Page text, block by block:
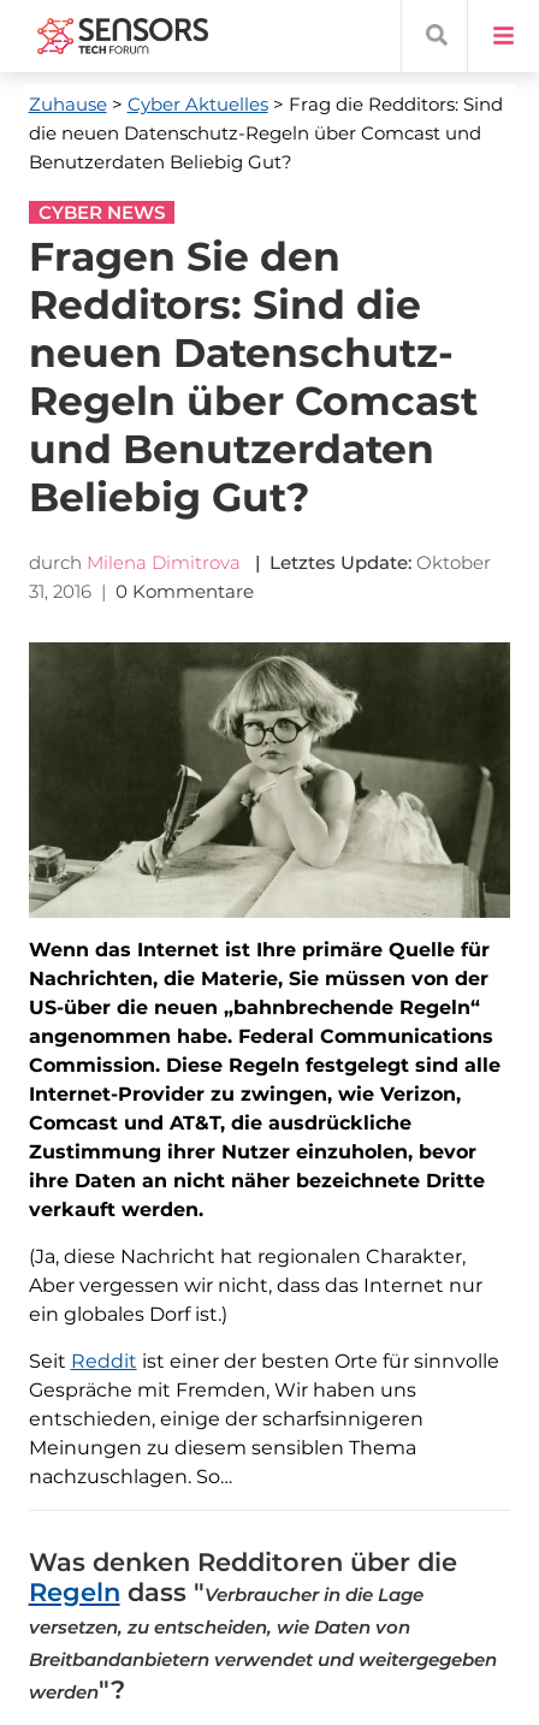
Zuhause> Cyber ​​Aktuelles> Frag die Redditors: Sind
die neuen Datenschutz-Regeln über Comcast und
Benutzerdaten Beliebig Gut?
CYBER NEWS
Fragen Sie den
Redditors: Sind die
neuen Datenschutz-
Regeln über Comcast
und Benutzerdaten
Beliebig Gut?
durch Milena Dimitrova | Letztes Update: Oktober
31, 2016| 0 Kommentare
Wenn das Internet ist Ihre primäre Quelle für
Nachrichten, die Materie, Sie müssen von der
US-über die neuen „bahnbrechende Regeln“
angenommen habe. Federal Communications
Commission. Diese Regeln festgelegt sind alle
Internet-Provider zu zwingen, wie Verizon,
Comcast und AT&T, die ausdrückliche
Zustimmung ihrer Nutzer einzuholen, bevor
ihre Daten an nicht näher bezeichnete Dritte
verkauft werden.
(Ja, diese Nachricht hat regionalen Charakter,
Aber vergessen wir nicht, dass das Internet nur
ein globales Dorf ist.)
Seit Reddit ist einer der besten Orte für sinnvolle
Gespräche mit Fremden, Wir haben uns
entschieden, einige der scharfsinnigeren
Meinungen zu diesem sensiblen Thema
nachzuschlagen. So…
Was denken Redditoren über die
Regeln dass "Verbraucher in die Lage
versetzen, zu entscheiden, wie Daten von
Breitbandanbietern verwendet und weitergegeben
werden"?